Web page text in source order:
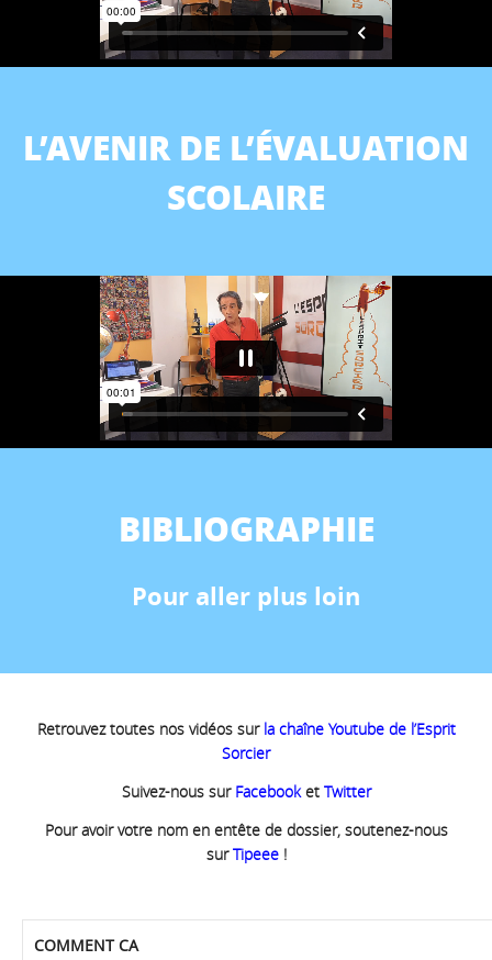
L’AVENIR DE L’ÉVALUATION
SCOLAIRE
BIBLIOGRAPHIE
Pour aller plus loin
Retrouvez toutes nos vidéos sur la chaîne Youtube de l’Esprit
Sorcier
Suivez-nous sur Facebooket Twitter
Pour avoir votre nom en entête de dossier, soutenez-nous
surTipeee!
COMMENT CA